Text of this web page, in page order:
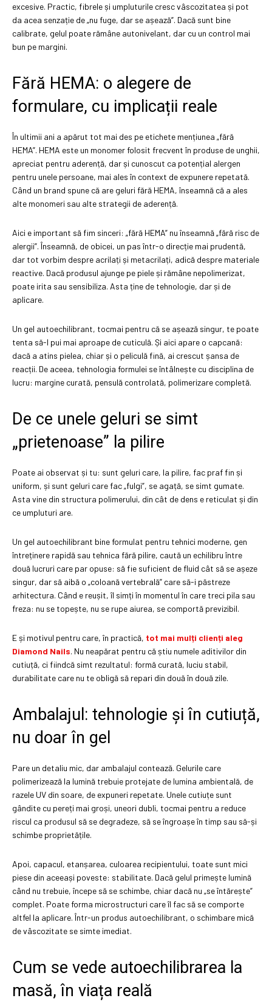
excesive. Practic, fibrele și umpluturile cresc vâscozitatea și pot
da acea senzație de „nu fuge, dar se așează”. Dacă sunt bine
calibrate, gelul poate rămâne autonivelant, dar cu un control mai
bun pe margini.
Fără HEMA: o alegere de
formulare, cu implicații reale
În ultimii ani a apărut tot mai des pe etichete mențiunea „fără
HEMA”. HEMA este un monomer folosit frecvent în produse de unghii,
apreciat pentru aderență, dar și cunoscut ca potențial alergen
pentru unele persoane, mai ales în context de expunere repetată.
Când un brand spune că are geluri fără HEMA, înseamnă că a ales
alte monomeri sau alte strategii de aderență.
Aici e important să fim sinceri: „fără HEMA” nu înseamnă „fără risc de
alergii”. Înseamnă, de obicei, un pas într-o direcție mai prudentă,
dar tot vorbim despre acrilați și metacrilați, adică despre materiale
reactive. Dacă produsul ajunge pe piele și rămâne nepolimerizat,
poate irita sau sensibiliza. Asta ține de tehnologie, dar și de
aplicare.
Un gel autoechilibrant, tocmai pentru că se așează singur, te poate
tenta să-l pui mai aproape de cuticulă. Și aici apare o capcană:
dacă a atins pielea, chiar și o peliculă fină, ai crescut șansa de
reacții. De aceea, tehnologia formulei se întâlnește cu disciplina de
lucru: margine curată, pensulă controlată, polimerizare completă.
De ce unele geluri se simt
„prietenoase” la pilire
Poate ai observat și tu: sunt geluri care, la pilire, fac praf fin și
uniform, și sunt geluri care fac „fulgi”, se agață, se simt gumate.
Asta vine din structura polimerului, din cât de dens e reticulat și din
ce umpluturi are.
Un gel autoechilibrant bine formulat pentru tehnici moderne, gen
întreținere rapidă sau tehnica fără pilire, caută un echilibru între
două lucruri care par opuse: să fie suficient de fluid cât să se așeze
singur, dar să aibă o „coloană vertebrală” care să-i păstreze
arhitectura. Când e reușit, îl simți în momentul în care treci pila sau
freza: nu se topește, nu se rupe aiurea, se comportă previzibil.
E și motivul pentru care, în practică, tot mai mulți clienți aleg
Diamond Nails. Nu neapărat pentru că știu numele aditivilor din
cutiuță, ci fiindcă simt rezultatul: formă curată, luciu stabil,
durabilitate care nu te obligă să repari din două în două zile.
Ambalajul: tehnologie și în cutiuță,
nu doar în gel
Pare un detaliu mic, dar ambalajul contează. Gelurile care
polimerizează la lumină trebuie protejate de lumina ambientală, de
razele UV din soare, de expuneri repetate. Unele cutiuțe sunt
gândite cu pereți mai groși, uneori dubli, tocmai pentru a reduce
riscul ca produsul să se degradeze, să se îngroașe în timp sau să-și
schimbe proprietățile.
Apoi, capacul, etanșarea, culoarea recipientului, toate sunt mici
piese din aceeași poveste: stabilitate. Dacă gelul primește lumină
când nu trebuie, începe să se schimbe, chiar dacă nu „se întărește”
complet. Poate forma microstructuri care îl fac să se comporte
altfel la aplicare. Într-un produs autoechilibrant, o schimbare mică
de vâscozitate se simte imediat.
Cum se vede autoechilibrarea la
masă, în viața reală